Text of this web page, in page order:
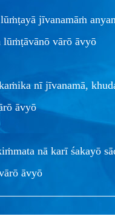
jīvanamāṁ
lūṁṭāvānō vārō āvyō
nī jīvanamā,
āvyō
nā karī śakayō
āvyō